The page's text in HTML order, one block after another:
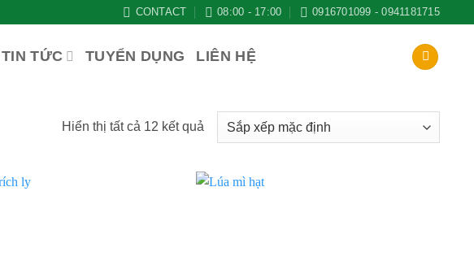
CONTACT 08:00 - 17:00 0916701099 - 0941181715
TIN TỨC TUYỂN DỤNG LIÊN HỆ
Hiển thị tất cả 12 kết quả